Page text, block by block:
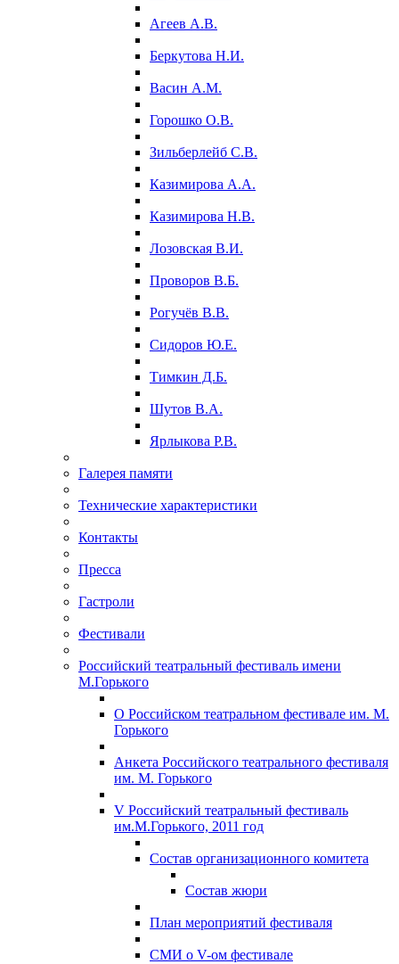
Агеев А.В.
Беркутова Н.И.
Васин А.М.
Горошко О.В.
Зильберлейб С.В.
Казимирова А.А.
Казимирова Н.В.
Лозовская В.И.
Проворов В.Б.
Рогучёв В.В.
Сидоров Ю.Е.
Тимкин Д.Б.
Шутов В.А.
Ярлыкова Р.В.
Галерея памяти
Технические характеристики
Контакты
Пресса
Гастроли
Фестивали
Российский театральный фестиваль имени
М.Горького
О Российском театральном фестивале им. М.
Горького
Анкета Российского театрального фестиваля
им. М. Горького
V Российский театральный фестиваль
им.М.Горького, 2011 год
Состав организационного комитета
Состав жюри
План мероприятий фестиваля
СМИ о V-ом фестивале